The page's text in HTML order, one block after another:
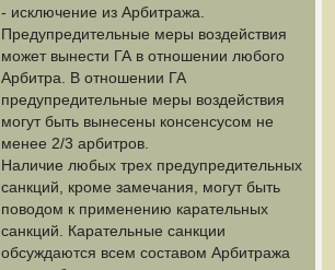
- исключение из Арбитража.
Предупредительные меры воздействия
может вынести ГА в отношении любого
Арбитра. В отношении ГА
предупредительные меры воздействия
могут быть вынесены консенсусом не
менее 2/3 арбитров.
Наличие любых трех предупредительных
санкций, кроме замечания, могут быть
поводом к применению карательных
санкций. Карательные санкции
обсуждаются всем составом Арбитража